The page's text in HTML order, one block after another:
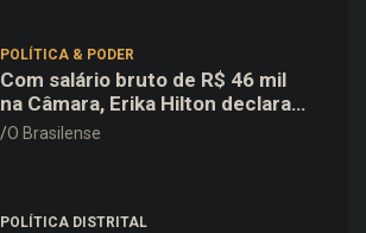
POLÍTICA & PODER
Com salário bruto de R$ 46 mil
na Câmara, Erika Hilton declara
patrimônio de R$ 15,9 mil ao TSE
O Brasilense
POLÍTICA DISTRITAL